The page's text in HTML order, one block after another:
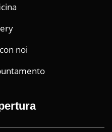
noi